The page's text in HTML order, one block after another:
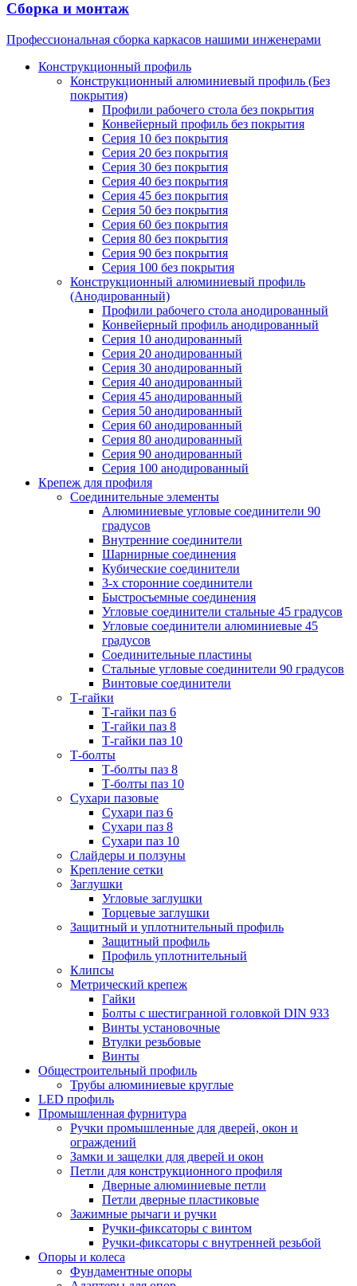
Сборка и монтаж
Профессиональная сборка каркасов нашими инженерами
Конструкционный профиль
Конструкционный алюминиевый профиль (Без
покрытия)
Профили рабочего стола без покрытия
Конвейерный профиль без покрытия
Серия 10 без покрытия
Серия 20 без покрытия
Серия 30 без покрытия
Серия 40 без покрытия
Серия 45 без покрытия
Серия 50 без покрытия
Серия 60 без покрытия
Серия 80 без покрытия
Серия 90 без покрытия
Серия 100 без покрытия
Конструкционный алюминиевый профиль
(Анодированный)
Профили рабочего стола анодированный
Конвейерный профиль анодированный
Серия 10 анодированный
Серия 20 анодированный
Серия 30 анодированный
Серия 40 анодированный
Серия 45 анодированный
Серия 50 анодированный
Серия 60 анодированный
Серия 80 анодированный
Серия 90 анодированный
Серия 100 анодированный
Крепеж для профиля
Соединительные элементы
Алюминиевые угловые соединители 90
градусов
Внутренние соединители
Шарнирные соединения
Кубические соединители
3-х сторонние соединители
Быстросъемные соединения
Угловые соединители стальные 45 градусов
Угловые соединители алюминиевые 45
градусов
Соединительные пластины
Стальные угловые соединители 90 градусов
Винтовые соединители
Т-гайки
Т-гайки паз 6
Т-гайки паз 8
Т-гайки паз 10
Т-болты
Т-болты паз 8
Т-болты паз 10
Сухари пазовые
Сухари паз 6
Сухари паз 8
Сухари паз 10
Слайдеры и ползуны
Крепление сетки
Заглушки
Угловые заглушки
Торцевые заглушки
Защитный и уплотнительный профиль
Защитный профиль
Профиль уплотнительный
Клипсы
Метрический крепеж
Гайки
Болты с шестигранной головкой DIN 933
Винты установочные
Втулки резьбовые
Винты
Общестроительный профиль
Трубы алюминиевые круглые
LED профиль
Промышленная фурнитура
Ручки промышленные для дверей, окон и
ограждений
Замки и защелки для дверей и окон
Петли для конструкционного профиля
Дверные алюминиевые петли
Петли дверные пластиковые
Зажимные рычаги и ручки
Ручки-фиксаторы c винтом
Ручки-фиксаторы c внутренней резьбой
Опоры и колеса
Фундаментные опоры